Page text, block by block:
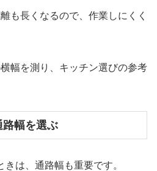
も長くなるので、作業しにくく
幅を測り、キッチン選びの参考
幅を選ぶ
きは、通路幅も重要です。